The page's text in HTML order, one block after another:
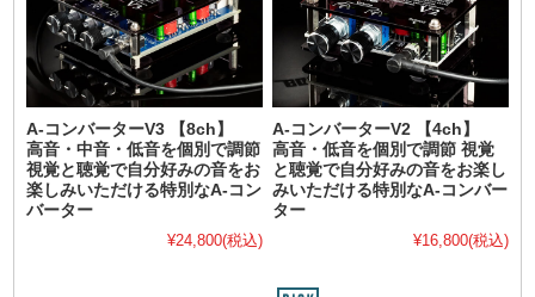
A-コンバーターV3 【8ch】
高音・中音・低音を個別で調節
視覚と聴覚で自分好みの音をお
楽しみいただける特別なA-コン
バーター
¥24,800(税込)
A-コンバーターV2 【4ch】
高音・低音を個別で調節 視覚
と聴覚で自分好みの音をお楽し
みいただける特別なA-コンバー
ター
¥16,800(税込)